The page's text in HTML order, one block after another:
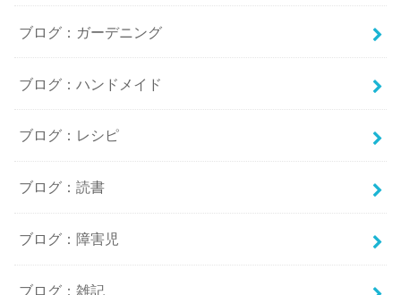
ブログ：ガーデニング
ブログ：ハンドメイド
ブログ：レシピ
ブログ：読書
ブログ：障害児
ブログ：雑記